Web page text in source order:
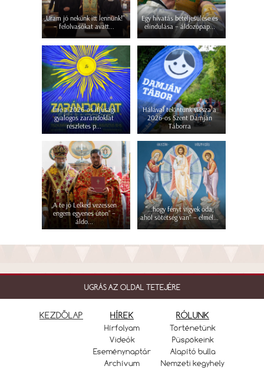
„Uram jó nekünk itt lennünk!”
– felolvasókat avatt...
Egy hivatás beteljesülése és
elindulása – áldozópap...
Íme a 2026-os ifjúsági
gyalogos zarándoklat
részletes p...
Hálával tekintünk vissza a
2026-os Szent Damján
Táborra
„A te jó Lelked vezessen
engem egyenes úton” –
áldo...
"...hogy fényt vigyek oda,
ahol sötétség van" – elmél...
UGRÁS AZ OLDAL TETEJÉRE
KEZDŐLAP HÍREK
Hírfolyam
Videók
Eseménynaptár
Archívum
RÓLUNK
Történetünk
Püspökeink
Alapító bulla
Nemzeti kegyhely